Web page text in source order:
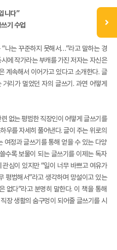
니다”
기 수업
나는 꾸준하지 못해서…”라고 말하는 경
에 작가라는 부캐를 가진 저자는 자신은
계속해서 이어가고 있다고 소개한다. 글
리가 멀었던 자의 글쓰기. 과연 어떻게
없는 평범한 직장인이 어떻게 글쓰기를
우를 자세히 풀어낸다. 글이 주는 위로의
여정과 글쓰기를 통해 얻을 수 있는 다양
수록 보물이 되는 글쓰기를 이제는 독자
심이 있지만 “일이 너무 바쁘고 여유가
평범해서”라고 생각하며 망설이고 있는
없다”라고 분명히 말한다. 이 책을 통해
장 생활의 숨구멍이 되어줄 글쓰기를 시